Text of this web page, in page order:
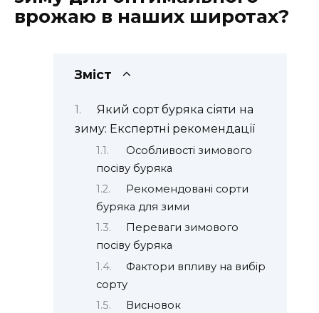
врожаю в наших широтах?
Зміст
Який сорт буряка сіяти на
зиму: Експертні рекомендації
Особливості зимового
посіву буряка
Рекомендовані сорти
буряка для зими
Переваги зимового
посіву буряка
Фактори впливу на вибір
сорту
Висновок